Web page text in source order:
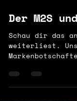
Der M2S
Schau dir das
weiterliest.
und Red Bull-
haben den M2S